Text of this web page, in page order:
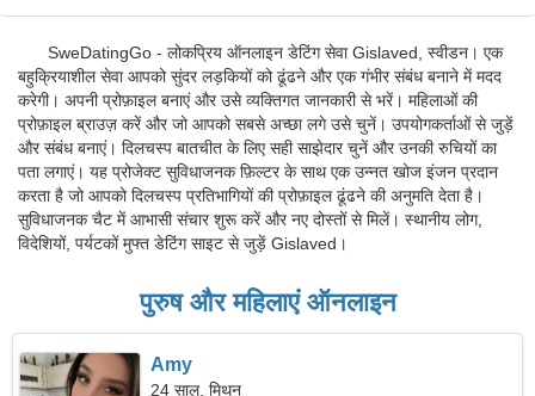
SweDatingGo - लोकप्रिय ऑनलाइन डेटिंग सेवा Gislaved, स्वीडन। एक
बहुक्रियाशील सेवा आपको सुंदर लड़कियों को ढूंढने और एक गंभीर संबंध बनाने में मदद
करेगी। अपनी प्रोफ़ाइल बनाएं और उसे व्यक्तिगत जानकारी से भरें। महिलाओं की
प्रोफ़ाइल ब्राउज़ करें और जो आपको सबसे अच्छा लगे उसे चुनें। उपयोगकर्ताओं से जुड़ें
और संबंध बनाएं। दिलचस्प बातचीत के लिए सही साझेदार चुनें और उनकी रुचियों का
पता लगाएं। यह प्रोजेक्ट सुविधाजनक फ़िल्टर के साथ एक उन्नत खोज इंजन प्रदान
करता है जो आपको दिलचस्प प्रतिभागियों की प्रोफ़ाइल ढूंढने की अनुमति देता है।
सुविधाजनक चैट में आभासी संचार शुरू करें और नए दोस्तों से मिलें। स्थानीय लोग,
विदेशियों, पर्यटकों मुफ्त डेटिंग साइट से जुड़ें Gislaved।
पुरुष और महिलाएं ऑनलाइन
Amy
24 साल, मिथुन